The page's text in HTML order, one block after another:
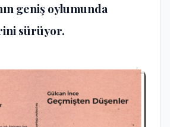
geniş oylumunda
sürüyor.